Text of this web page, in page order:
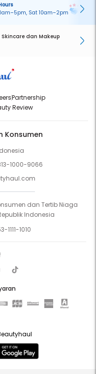
Sat 10am–2pm
dan Makeup
Partnership
Review
Konsumen
1000-9066
dan Tertib Niaga
Indonesia
1111-1010